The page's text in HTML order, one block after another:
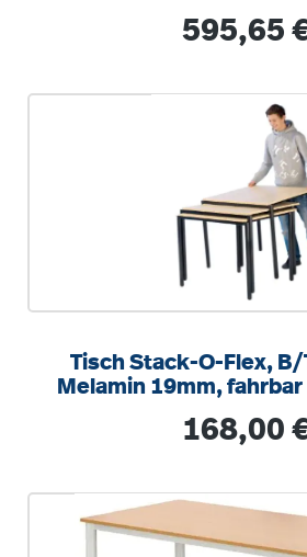
Regulärer
595,65
Tisch Stack-O-Flex, B/
Melamin 19mm,
Regulärer
168,00